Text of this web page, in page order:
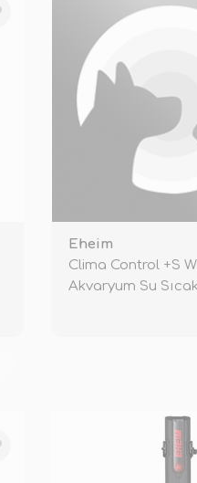
Eheim
Clima Control +S
Akvaryum Su